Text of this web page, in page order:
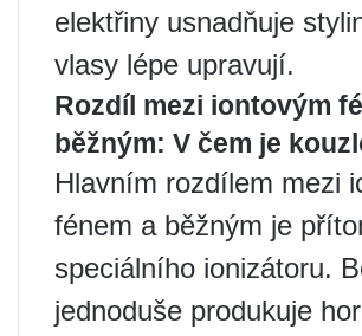
elektřiny usnadňuje
vlasy lépe upravují.
Rozdíl mezi iontovým
běžným: V čem je
Hlavním rozdílem mezi
fénem a běžným je
speciálního ionizátoru.
jednoduše produkuje